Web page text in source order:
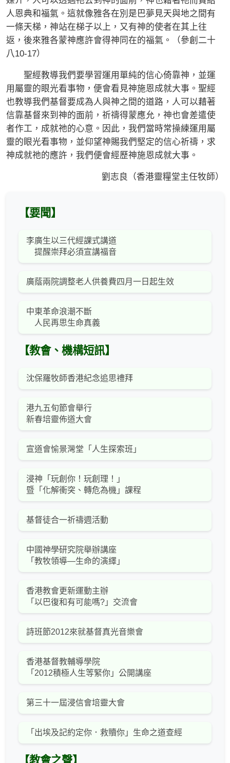
人恩典和福氣。這就像雅各在別是巴夢見天與地之間有
一條天梯，神站在梯子以上，又有神的使者在其上往
返，後來雅各蒙神應許會得神同在的福氣。（參創二十
八10-17）
聖經教導我們要學習運用單純的信心倚靠神，並運
用屬靈的眼光看事物，便會看見神施恩成就大事。聖經
也教導我們基督要成為人與神之間的道路，人可以藉著
信靠基督來到神的面前，祈禱得蒙應允，神也會差遣使
者作工，成就祂的心意。因此，我們當時常操練運用屬
靈的眼光看事物，並仰望神賜我們堅定的信心祈禱，求
神成就祂的應許，我們便會經歷神施恩成就大事。
劉志良（香港靈糧堂主任牧師）
【要聞】
李廣生以三代經課式講道
提醒崇拜必須宣講福音
廣蔭兩院調整老人供養費四月一日起生效
中東革命浪潮不斷
人民再思生命真義
【教會、機構短訊】
沈保羅牧師香港紀念追思禮拜
港九五旬節會舉行
新春培靈佈道大會
宣道會愉景灣堂「人生探索班」
浸神「玩創你！玩創理！」
暨「化解衝突、轉危為機」課程
基督徒合一祈禱週活動
中國神學研究院舉辦講座
「教牧領導—生命的演繹」
香港教會更新運動主辦
「以巴復和有可能嗎?」交流會
詩班節2012來就基督真光音樂會
香港基督教輔導學院
「2012積極人生等緊你」公開講座
第三十一屆浸信會培靈大會
「出埃及記約定你．救贖你」生命之道查經